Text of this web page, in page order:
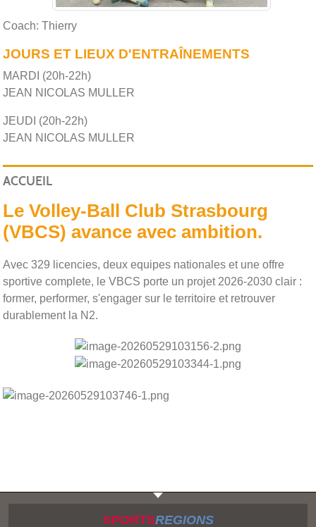
Coach: Thierry
JOURS ET LIEUX D'ENTRAÎNEMENTS
MARDI (20h-22h)
JEAN NICOLAS MULLER
JEUDI (20h-22h)
JEAN NICOLAS MULLER
ACCUEIL
Le Volley-Ball Club Strasbourg
(VBCS) avance avec ambition.
Avec 329 licencies, deux equipes nationales et une offre
sportive complete, le VBCS porte un projet 2026-2030 clair :
former, performer, s'engager sur le territoire et retrouver
durablement la N2.
SPORTSREGIONS